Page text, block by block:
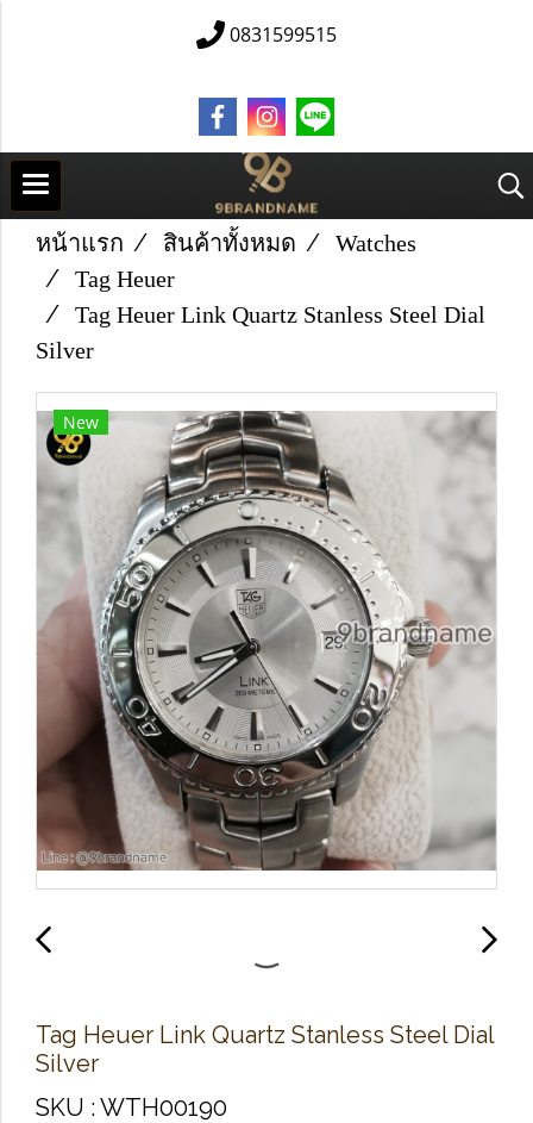
0831599515
หน้าแรก สินค้าทั้งหมด
Watches
Tag Heuer
Tag Heuer Link Quartz Stanless Steel Dial
Silver
New
Tag Heuer Link Quartz Stanless Steel Dial
Silver
SKU : WTH00190